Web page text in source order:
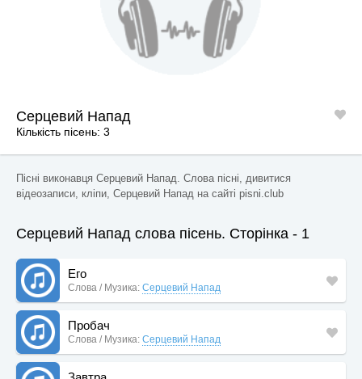
Серцевий Напад
Кількість пісень: 3
Пісні виконавця Серцевий Напад. Слова пісні, дивитися
відеозаписи, кліпи, Серцевий Напад на сайті pisni.club
Серцевий Напад слова пісень. Сторінка - 1
Его
Слова / Музика: Серцевий Напад
Пробач
Слова / Музика: Серцевий Напад